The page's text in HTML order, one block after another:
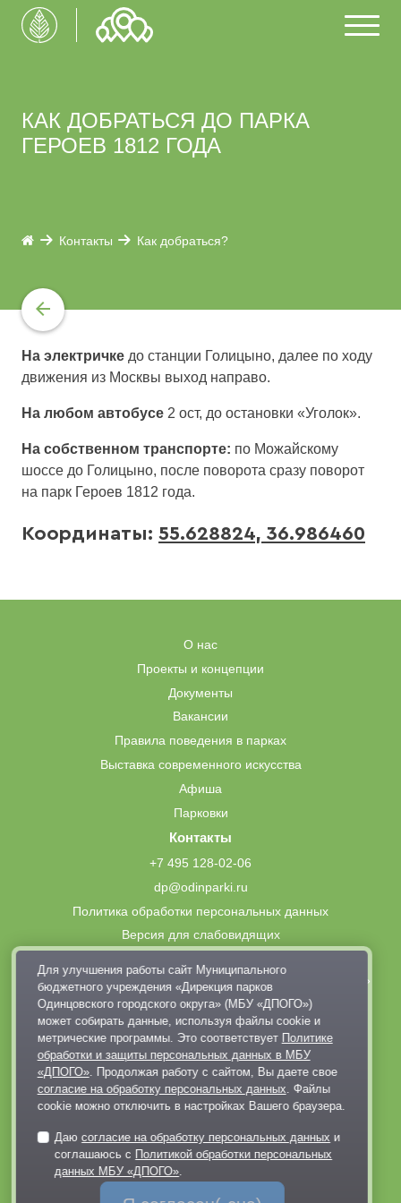
КАК ДОБРАТЬСЯ ДО ПАРКА
ГЕРОЕВ 1812 ГОДА
Контакты Как добраться?
На электричке до станции Голицыно, далее по ходу
движения из Москвы выход направо.
На любом автобусе 2 ост, до остановки «Уголок».
На собственном транспорте: по Можайскому
шоссе до Голицыно, после поворота сразу поворот
на парк Героев 1812 года.
Координаты: 55.628824, 36.986460
О нас
Проекты и концепции
Документы
Вакансии
Правила поведения в парках
Выставка современного искусства
Афиша
Парковки
Контакты
+7 495 128-02-06
dp@odinparki.ru
Политика обработки персональных данных
Версия для слабовидящих
МБУ «Дирекция парков Одинцовского городского округа»
Обратная связь
через Telegram-канал парка
Для улучшения работы сайт Муниципального
бюджетного учреждения «Дирекция парков
Одинцовского городского округа» (МБУ «ДПОГО»)
может собирать данные, используя файлы cookie и
метрические программы. Это соответствует Политике
обработки и защиты персональных данных в МБУ
«ДПОГО». Продолжая работу с сайтом, Вы даете свое
согласие на обработку персональных данных. Файлы
cookie можно отключить в настройках Вашего браузера.
Даюсогласие на обработку персональных данных и
соглашаюсь с Политикой обработки персональных
данных МБУ «ДПОГО».